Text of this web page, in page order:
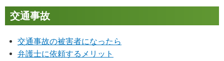
交通事故
交通事故の被害者になったら
弁護士に依頼するメリット